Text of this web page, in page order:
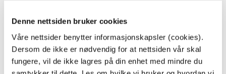
Denne nettsiden bruker cookies
Våre nettsider benytter informasjonskapsler (cookies).
Dersom de ikke er nødvendig for at nettsiden vår skal
fungere, vil de ikke lagres på din enhet med mindre du
Stadion, oss bekjent. Vi var ikke involverte i, eller
Det har vært fremmet krav om at vi står frem med
våre historier fra festen. Dette gjorde vi tidlig